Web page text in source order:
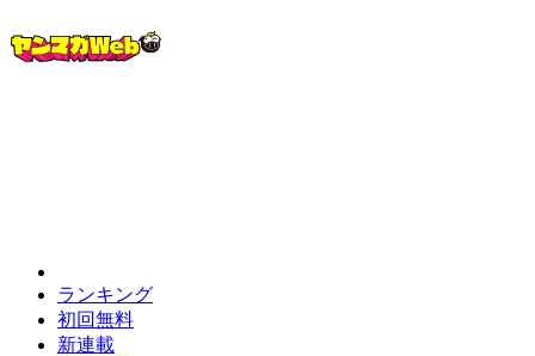
ランキング
初回無料
新連載